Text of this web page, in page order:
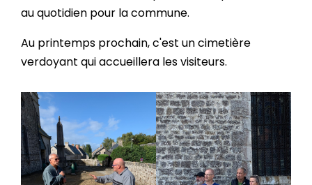
au quotidien pour la commune.
Au printemps prochain, c'est un cimetière
verdoyant qui accueillera les visiteurs.